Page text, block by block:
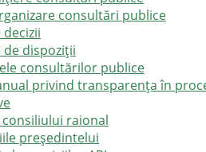
consultări publice
de dispoziții
consultărilor publice
privind transparenţa în
consiliului raional
președintelui